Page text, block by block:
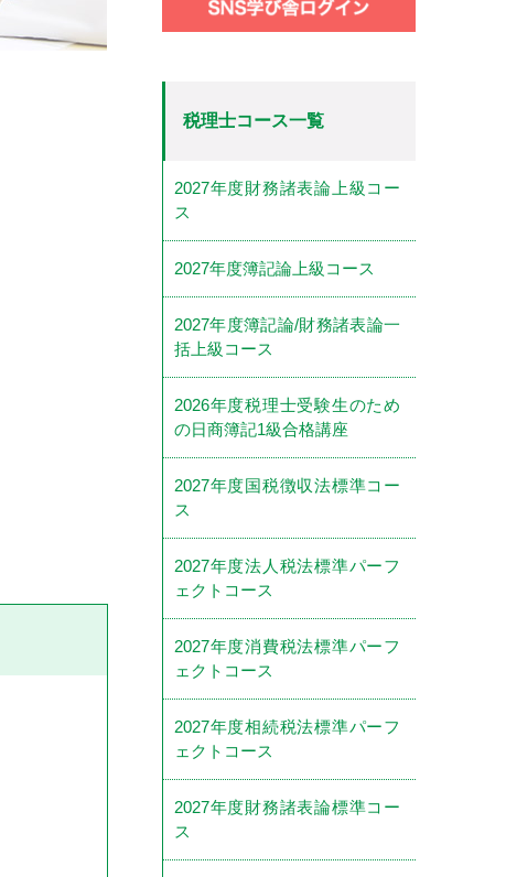
税理士コース一覧
2027年度財務諸表論上級コー
ス
2027年度簿記論上級コース
2027年度簿記論/財務諸表論一
括上級コース
2026年度税理士受験生のため
の日商簿記1級合格講座
2027年度国税徴収法標準コー
ス
2027年度法人税法標準パーフ
ェクトコース
2027年度消費税法標準パーフ
ェクトコース
2027年度相続税法標準パーフ
ェクトコース
2027年度財務諸表論標準コー
ス